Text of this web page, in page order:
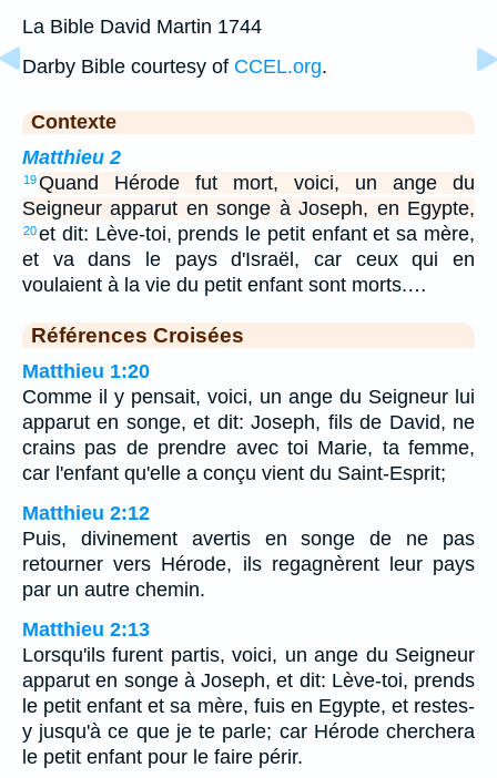
La Bible David Martin 1744
Darby Bible courtesy of CCEL.org.
Contexte
Matthieu 2
19Quand Hérode fut mort, voici, un ange du
Seigneur apparut en songe à Joseph, en Egypte,
20et dit: Lève-toi, prends le petit enfant et sa mère,
et va dans le pays d'Israël, car ceux qui en
voulaient à la vie du petit enfant sont morts.…
Références Croisées
Matthieu 1:20
Comme il y pensait, voici, un ange du Seigneur lui
apparut en songe, et dit: Joseph, fils de David, ne
crains pas de prendre avec toi Marie, ta femme,
car l'enfant qu'elle a conçu vient du Saint-Esprit;
Matthieu 2:12
Puis, divinement avertis en songe de ne pas
retourner vers Hérode, ils regagnèrent leur pays
par un autre chemin.
Matthieu 2:13
Lorsqu'ils furent partis, voici, un ange du Seigneur
apparut en songe à Joseph, et dit: Lève-toi, prends
le petit enfant et sa mère, fuis en Egypte, et restes-
y jusqu'à ce que je te parle; car Hérode cherchera
le petit enfant pour le faire périr.